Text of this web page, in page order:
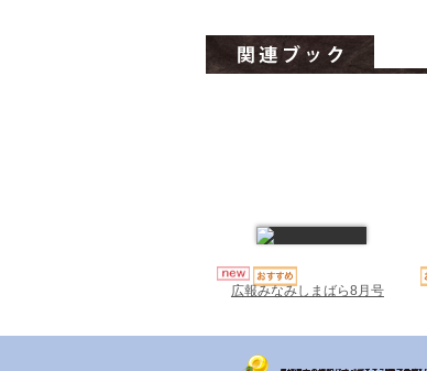
広報みなみしまばら8月号